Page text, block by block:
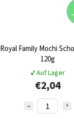
Royal Family Mochi
120g
✔ Auf Lager
€2,04